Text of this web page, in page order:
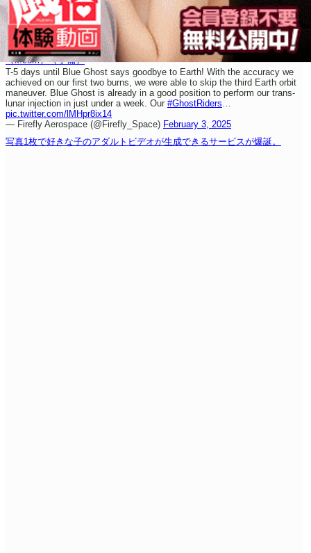
（x.com）（予備）
T-5 days until Blue Ghost says goodbye to Earth! With the accuracy we
achieved on our first two burns, we were able to skip the third Earth orbit
maneuver. Blue Ghost is already in a good position to perform our trans-
lunar injection in just under a week. Our #GhostRiders
pic.twitter.com/lMHpr8ix14
— Firefly Aerospace (@Firefly_Space) February 3, 2025
写真1枚で好きな子のアダルトビデオが生成できるサービスが爆誕。